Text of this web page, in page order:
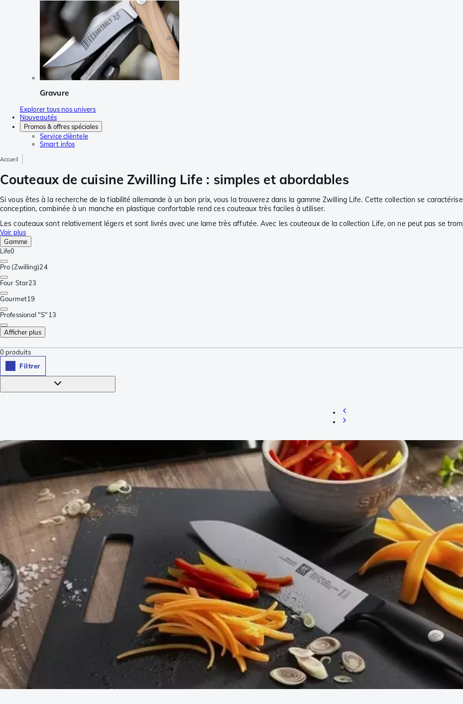
Gravure
Explorer tous nos univers
Nouveautés
Promos & offres spéciales
Service clièntele
Smart infos
Accueil
Couteaux de cuisine Zwilling Life : simples et abordables
Si vous êtes à la recherche de la fiabilité allemande à un bon prix, vous la trouverez dans la gamme Zwilling Life. Cette collection se
conception, combinée à un manche en plastique confortable rend ces couteaux très faciles à utiliser.
Les couteaux sont relativement légers et sont livrés avec une lame très affutée. Avec les couteaux de la collection Life, on ne peut pas se
Voir plus
Gamme
Life0
Pro (Zwilling)24
Four Star23
Gourmet19
Professional "S"13
Afficher plus
0 produits
Filtrer